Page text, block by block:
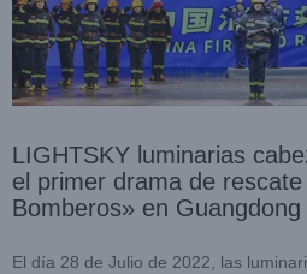
LIGHTSKY luminarias
el primer drama de
Bomberos» en Guangdong
El día 28 de Julio de 2022, las